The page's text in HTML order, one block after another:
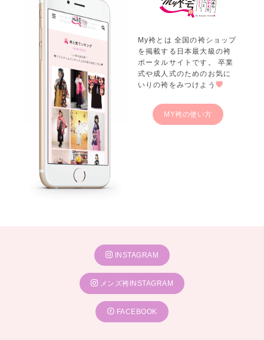
My袴とは 全国の袴ショップ
を掲載する日本最大級の袴
ポータルサイトです。 卒業
式や成人式のためのお気に
いりの袴をみつけよう
MY袴の使い方
INSTAGRAM
メンズ袴INSTAGRAM
FACEBOOK